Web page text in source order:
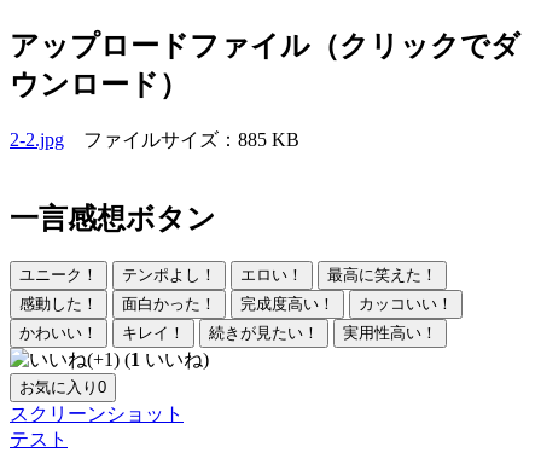
アップロードファイル（クリックでダ
ウンロード）
2-2.jpg ファイルサイズ：885 KB
一言感想ボタン
ユニーク！ テンポよし！ エロい！
最高に笑えた！
感動した！
面白かった！ 完成度高い！
カッコいい！
かわいい！
キレイ！ 続きが見たい！ 実用性高い！
(1 いいね)
お気に入り 0
スクリーンショット
テスト